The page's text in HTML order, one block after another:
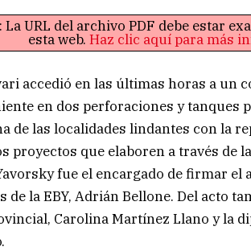
URL del archivo PDF debe estar
esta web. Haz clic aquí para más
accedió en las últimas horas a un
en dos perforaciones y tanques
de las localidades lindantes con la
proyectos que elaboren a través de
fue el encargado de firmar el
de la EBY, Adrián Bellone. Del acto
Carolina Martínez Llano y la